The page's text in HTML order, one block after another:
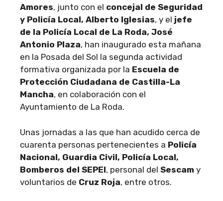
Amores, junto con el concejal de Seguridad
y Policía Local, Alberto Iglesias, y el jefe
de la Policía Local de La Roda, José
Antonio Plaza, han inaugurado esta mañana
en la Posada del Sol la segunda actividad
formativa organizada por la Escuela de
Protección Ciudadana de Castilla-La
Mancha, en colaboración con el
Ayuntamiento de La Roda.
Unas jornadas a las que han acudido cerca de
cuarenta personas pertenecientes a Policía
Nacional, Guardia Civil, Policía Local,
Bomberos del SEPEI, personal del Sescam y
voluntarios de Cruz Roja, entre otros.